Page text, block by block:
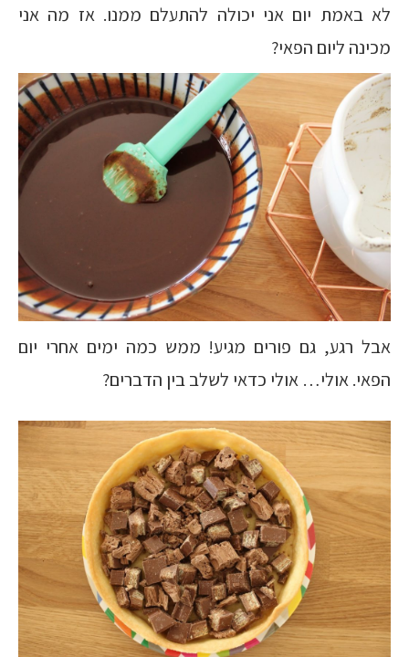
לא באמת יום אני יכולה להתעלם ממנו. אז מה אני
מכינה ליום הפאי?
אבל רגע, גם פורים מגיע! ממש כמה ימים אחרי יום
הפאי. אולי… אולי כדאי לשלב בין הדברים?